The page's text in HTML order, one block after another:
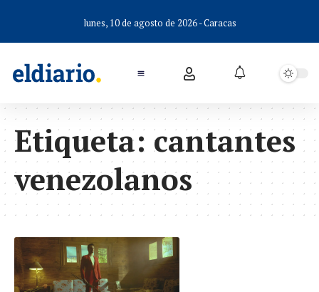
lunes, 10 de agosto de 2026 - Caracas
Etiqueta: cantantes
venezolanos